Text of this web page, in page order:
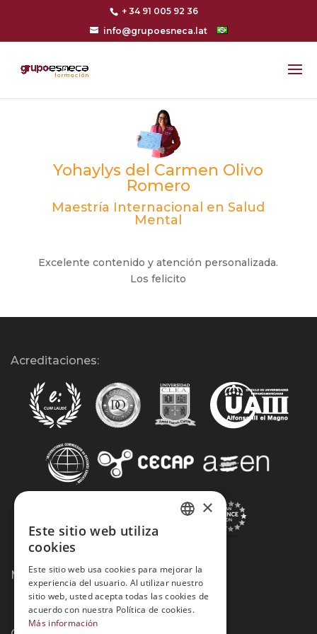
+ 34 91 005 92 36
info@grupoesneca.lat
Yohaylys del Carmen Olivo
Romero
Maestría Internacional en Salud
Mental
Excelente contenido y atención personalizada.
Los felicito
Acreditaciones:
Métodos de Pago:
×
Este sitio web utiliza
cookies
Este sitio web usa cookies para mejorar la
experiencia del usuario. Al utilizar nuestro
sitio web, usted acepta todas las cookies de
acuerdo con nuestra Política de cookies.
Más información